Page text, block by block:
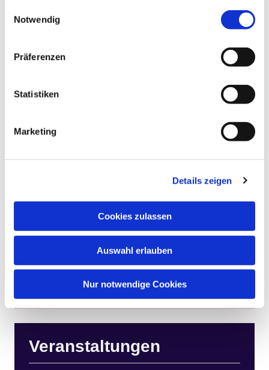
Notwendig
Präferenzen
Statistiken
Marketing
Details zeigen
Cookies zulassen
Auswahl erlauben
Nur notwendige Cookies
Veranstaltungen